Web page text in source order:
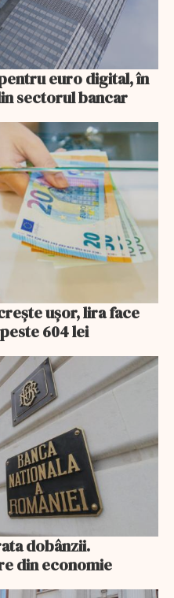
euro digital, în
sectorul bancar
ușor, lira face
604 lei
dobânzii.
din economie